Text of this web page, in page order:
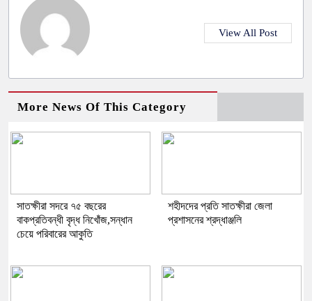
View All Post
More News Of This Category
সাতক্ষীরা সদরে ৭৫ বছরের
বাকপ্রতিবন্ধী বৃদ্ধ নিখোঁজ,সন্ধান
চেয়ে পরিবারের আকুতি
শহীদদের প্রতি সাতক্ষীরা জেলা
প্রশাসনের শ্রদ্ধাঞ্জলি